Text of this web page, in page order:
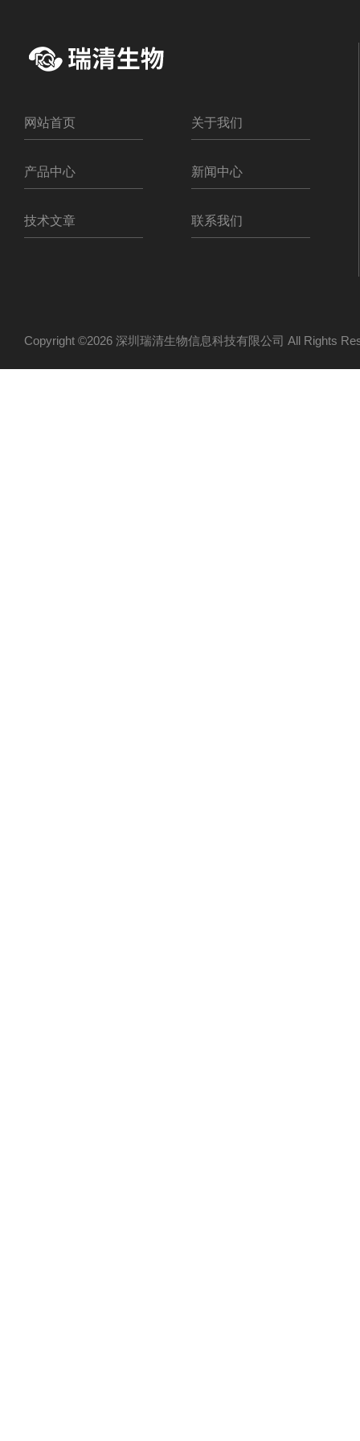
网站首页 关于我们
产品中心 新闻中心
技术文章 联系我们
Copyright ©2026 深圳瑞清生物信息科技有限公司 All Rights